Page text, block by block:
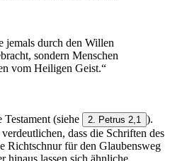
jemals durch den Willen
sondern Menschen
vom Heiligen Geist.“
(siehe 2. Petrus 2,1
).
dass die Schriften des
Richtschnur für den Glaubensweg
hinaus lassen sich ähnliche